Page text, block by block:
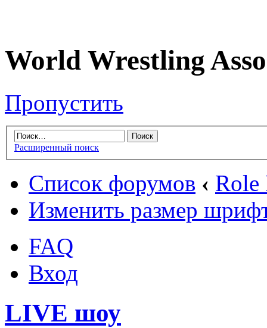
World Wrestling
Пропустить
Расширенный поиск
Список форумов ‹ Role
Изменить размер
FAQ
Вход
LIVE шоу